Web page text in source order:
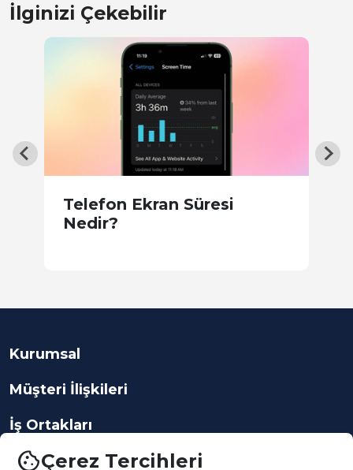
İlginizi Çekebilir
Telefon Ekran Süresi
Nedir?
Kurumsal
Müşteri İlişkileri
İş Ortakları
cookieÇerez Tercihleri